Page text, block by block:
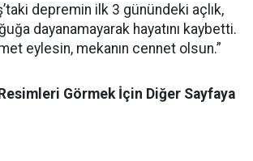
depremin ilk 3 günündeki açlık,
dayanamayarak hayatını kaybetti.
eylesin, mekanın cennet olsun.”
Görmek İçin Diğer Sayfaya